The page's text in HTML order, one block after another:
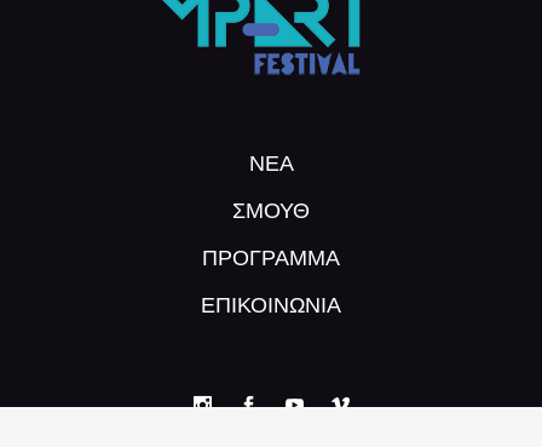
ΝΕΑ
ΣΜΟΥΘ
ΠΡΌΓΡΑΜΜΑ
ΕΠΙΚΟΙΝΩΝΙΑ